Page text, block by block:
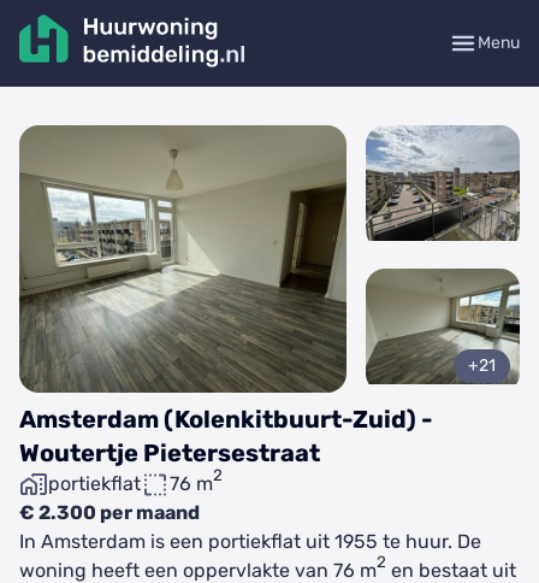
Menu
Amsterdam (Kolenkitbuurt-Zuid) -
Woutertje Pietersestraat
portiekflat 76 m2
€ 2.300 per maand
+21
In Amsterdam is een portiekflat uit 1955 te huur. De
woning heeft een oppervlakte van 76 m2 en bestaat uit